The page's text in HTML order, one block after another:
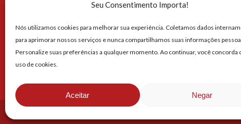
Seu Consentimento Importa!
Nós utilizamos cookies para melhorar sua experiência. Coletamos dados
para aprimorar nossos serviços e nunca compartilhamos suas informações
Personalize suas preferências a qualquer momento. Ao continuar, você concorda
uso de cookies.
Aceitar Negar
com preços acessíveis e alta qualidade. Nos
contatos dele com a Clínica.
Jaiara
177 -
CEP: